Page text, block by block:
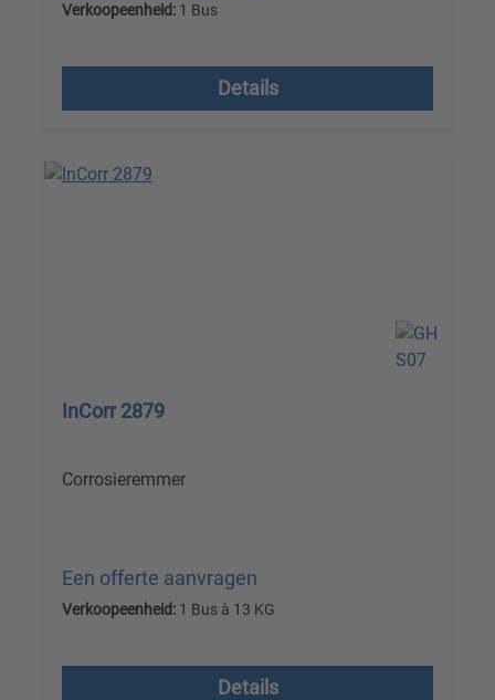
Verkoopeenheid: 1 Bus
Details
InCorr 2879
Corrosieremmer
Een offerte aanvragen
Verkoopeenheid: 1 Bus à 13 KG
Details